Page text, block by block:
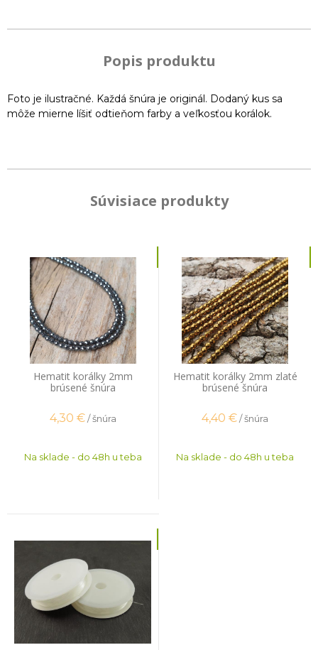
Popis produktu
Foto je ilustračné. Každá šnúra je originál. Dodaný kus sa
môže mierne líšiť odtieňom farby a veľkosťou korálok.
Súvisiace produkty
Hematit korálky 2mm
brúsené šnúra
4,30 € / šnúra
Na sklade - do 48h u teba
Hematit korálky 2mm zlaté
brúsené šnúra
4,40 €/ šnúra
Na sklade - do 48h u teba